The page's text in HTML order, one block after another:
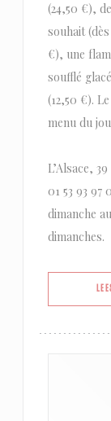
(24,50 €),
souhait
€), une
soufflé
(12,50 €).
menu du
L’Alsace,
01 53 93 97
dimanche
dimanches.